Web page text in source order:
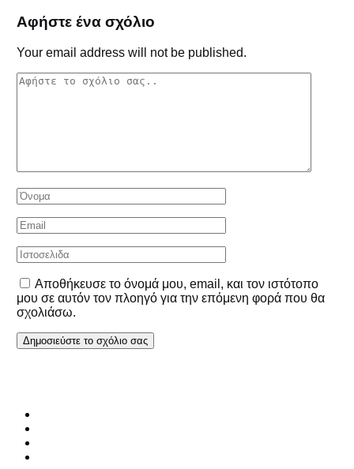
Αφήστε ένα σχόλιο
Your email address will not be published.
Αποθήκευσε το όνομά μου, email, και τον ιστότοπο
μου σε αυτόν τον πλοηγό για την επόμενη φορά που θα
σχολιάσω.